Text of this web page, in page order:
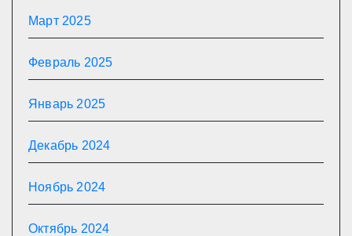
Март 2025
Февраль 2025
Январь 2025
Декабрь 2024
Ноябрь 2024
Октябрь 2024